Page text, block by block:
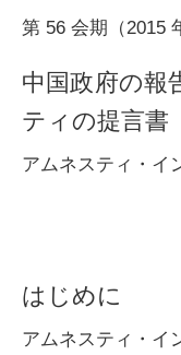
第 56 会期（2015
中国政府の報
ティの提言書
アムネスティ・イ
はじめに
アムネスティ・イ